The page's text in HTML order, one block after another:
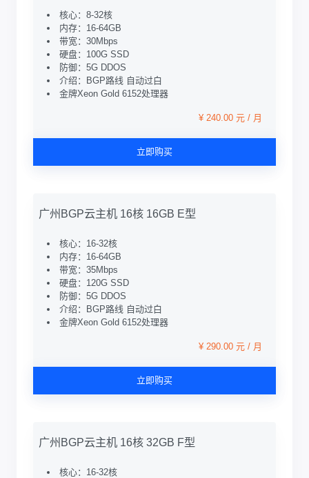
核心：8-32核
内存：16-64GB
带宽：30Mbps
硬盘：100G SSD
防御：5G DDOS
介绍：BGP路线 自动过白
金牌Xeon Gold 6152处理器
¥ 240.00 元 / 月
立即购买
广州BGP云主机 16核 16GB E型
核心：16-32核
内存：16-64GB
带宽：35Mbps
硬盘：120G SSD
防御：5G DDOS
介绍：BGP路线 自动过白
金牌Xeon Gold 6152处理器
¥ 290.00 元 / 月
立即购买
广州BGP云主机 16核 32GB F型
核心：16-32核